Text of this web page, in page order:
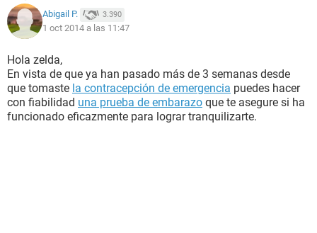
Abigail P. 3.390
1 oct 2014 a las 11:47
Hola zelda,
En vista de que ya han pasado más de 3 semanas desde
que tomaste la contracepción de emergencia puedes hacer
con fiabilidad una prueba de embarazo que te asegure si ha
funcionado eficazmente para lograr tranquilizarte.